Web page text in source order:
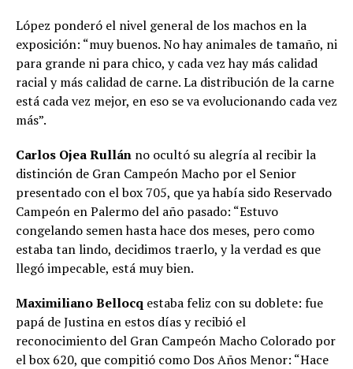
López ponderó el nivel general de los machos en la
exposición: “muy buenos. No hay animales de tamaño, ni
para grande ni para chico, y cada vez hay más calidad
racial y más calidad de carne. La distribución de la carne
está cada vez mejor, en eso se va evolucionando cada vez
más”.
Carlos Ojea Rullán no ocultó su alegría al recibir la
distinción de Gran Campeón Macho por el Senior
presentado con el box 705, que ya había sido Reservado
Campeón en Palermo del año pasado: “Estuvo
congelando semen hasta hace dos meses, pero como
estaba tan lindo, decidimos traerlo, y la verdad es que
llegó impecable, está muy bien.
Maximiliano Bellocq estaba feliz con su doblete: fue
papá de Justina en estos días y recibió el
reconocimiento del Gran Campeón Macho Colorado por
el box 620, que compitió como Dos Años Menor: “Hace